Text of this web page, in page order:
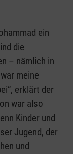
ein
die
– nämlich in
meine
erklärt der
war also
Kinder und
Jugend, der
und